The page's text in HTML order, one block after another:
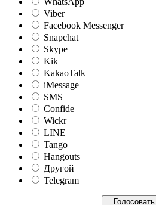
Viber
Facebook Messenger
Snapchat
Skype
Kik
KakaoTalk
iMessage
SMS
Confide
Wickr
LINE
Tango
Hangouts
Другой
Telegram